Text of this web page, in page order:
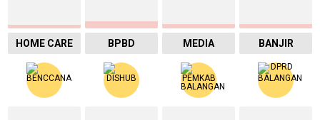
HOME CARE BPBD MEDIA BANJIR